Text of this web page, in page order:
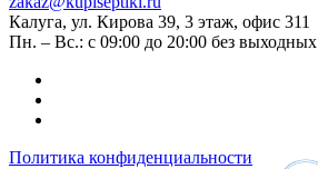
Калуга, ул. Кирова 39, 3 этаж, офис 311
Пн. – Вс.: с 09:00 до 20:00 без выходных
Политика конфиденциальности